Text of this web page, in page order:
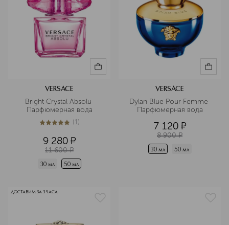
VERSACE
Bright Crystal Absolu
Парфюмерная вода
5из 51 (1)
9 280 ¤
11 600 ¤
30 мл 50 мл
VERSACE
Dylan Blue Pour Femme
Парфюмерная вода
7 120 ¤
8 900 ¤
30 мл 50 мл
ДОСТАВИМ ЗА 3 ЧАСА